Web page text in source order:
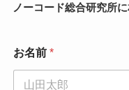
ノーコード総合研究所
お名前 *